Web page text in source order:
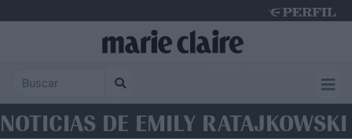
NOTICIAS DE EMILY RATAJKOWSKI